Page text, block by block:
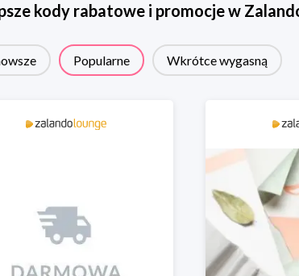
kody rabatowe i promocje w
Popularne Wkrótce wygasną